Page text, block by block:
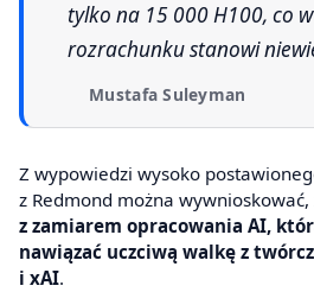
tylko na 15 000 H100, co
rozrachunku stanowi
Mustafa Suleyman
Z wypowiedzi wysoko
z Redmond można wywnioskować,
z zamiarem opracowania AI,
nawiązać uczciwą walkę z
i xAI.